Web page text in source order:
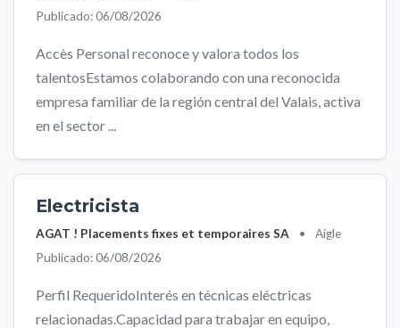
Publicado: 06/08/2026
Accès Personal reconoce y valora todos los
talentosEstamos colaborando con una reconocida
empresa familiar de la región central del Valais, activa
en el sector ...
Electricista
AGAT ! Placements fixes et temporaires SA •
Aigle
Publicado: 06/08/2026
Perfil RequeridoInterés en técnicas eléctricas
relacionadas.Capacidad para trabajar en equipo,